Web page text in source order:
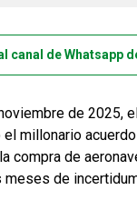
canal de Whatsapp
de 2025,
millonario
compra de
de